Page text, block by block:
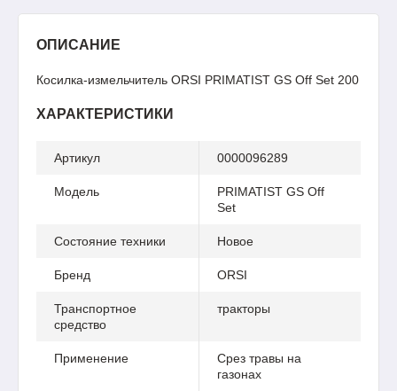
ОПИСАНИЕ
Косилка-измельчитель ORSI PRIMATIST GS Off Set 200
ХАРАКТЕРИСТИКИ
Артикул 0000096289
Модель
PRIMATIST GS Off
Set
Состояние техники Новое
Бренд ORSI
Транспортное
средство
тракторы
Применение
Срез травы на
газонах